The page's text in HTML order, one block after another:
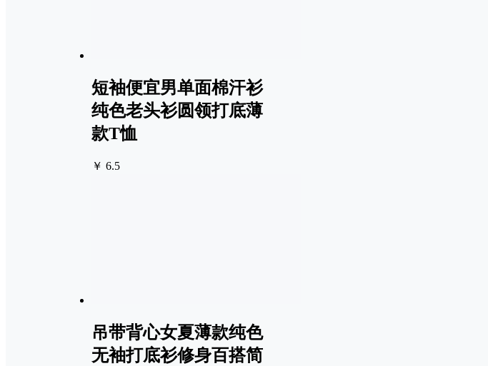
短袖便宜男单面棉汗衫
纯色老头衫圆领打底薄
款T恤
￥ 6.5
吊带背心女夏薄款纯色
无袖打底衫修身百搭简